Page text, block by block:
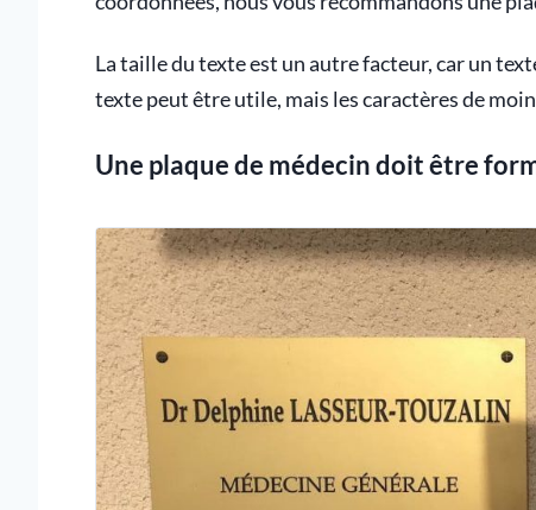
La taille du texte est un autre facteur, car un
texte peut être utile, mais les caractères de
Une plaque de médecin doit être